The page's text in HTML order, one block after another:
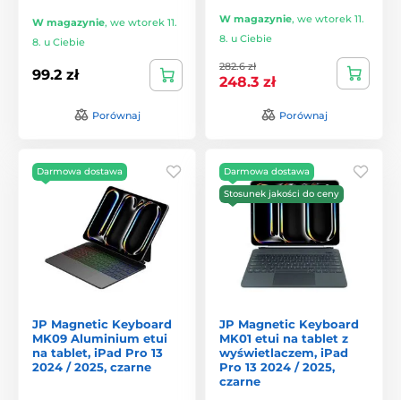
W magazynie, we wtorek 11.
8. u Ciebie
99.2 zł
Porównaj
W magazynie, we wtorek 11.
8. u Ciebie
282.6 zł
248.3 zł
Porównaj
Darmowa dostawa
JP Magnetic Keyboard
MK09 Aluminium etui
na tablet, iPad Pro 13
2024 / 2025, czarne
Darmowa dostawa
Stosunek jakości do ceny
JP Magnetic Keyboard
MK01 etui na tablet z
wyświetlaczem, iPad
Pro 13 2024 / 2025,
czarne